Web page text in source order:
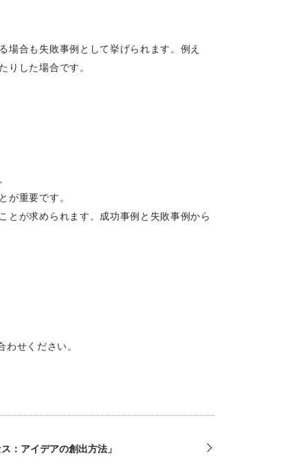
場合も失敗事例として挙げられます。例え
りした場合です。
が重要です。
とが求められます。成功事例と失敗事例から
せください。
：アイデアの創出方法」